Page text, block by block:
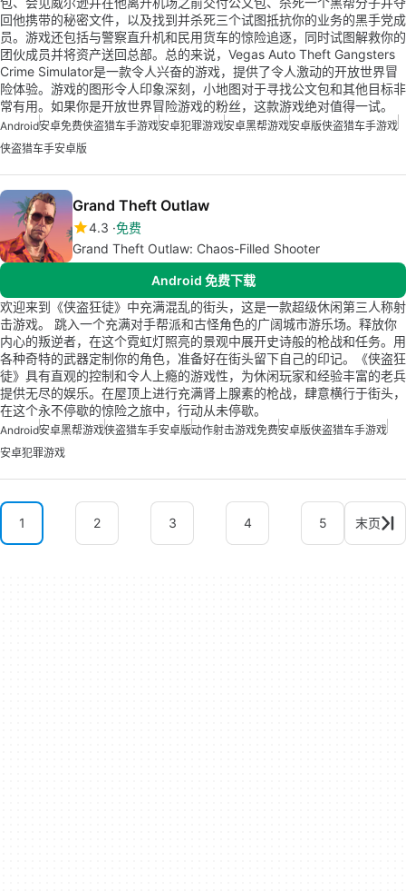
回他携带的秘密文件，以及找到并杀死三个试图抵抗你的业务的黑手党成
员。游戏还包括与警察直升机和民用货车的惊险追逐，同时试图解救你的
团伙成员并将资产送回总部。总的来说，Vegas Auto Theft Gangsters
Crime Simulator是一款令人兴奋的游戏，提供了令人激动的开放世界冒
险体验。游戏的图形令人印象深刻，小地图对于寻找公文包和其他目标非
常有用。如果你是开放世界冒险游戏的粉丝，这款游戏绝对值得一试。
Android安卓免费侠盗猎车手游戏安卓犯罪游戏安卓黑帮游戏安卓版侠盗猎车手游戏
侠盗猎车手安卓版
Grand Theft Outlaw
4.3 免费
Grand Theft Outlaw: Chaos-Filled Shooter
Android 免费下载
欢迎来到《侠盗狂徒》中充满混乱的街头，这是一款超级休闲第三人称射
击游戏。 跳入一个充满对手帮派和古怪角色的广阔城市游乐场。释放你
内心的叛逆者，在这个霓虹灯照亮的景观中展开史诗般的枪战和任务。用
各种奇特的武器定制你的角色，准备好在街头留下自己的印记。《侠盗狂
徒》具有直观的控制和令人上瘾的游戏性，为休闲玩家和经验丰富的老兵
提供无尽的娱乐。在屋顶上进行充满肾上腺素的枪战，肆意横行于街头，
在这个永不停歇的惊险之旅中，行动从未停歇。
Android安卓黑帮游戏侠盗猎车手安卓版动作射击游戏免费安卓版侠盗猎车手游戏
安卓犯罪游戏
1 2 3 4 5 末页